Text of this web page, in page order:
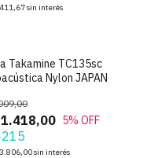
sin interés
Takamine TC135sc
Nylon JAPAN
5% OFF
sin interés